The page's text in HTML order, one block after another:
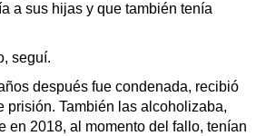
a sus hijas y que también tenía
seguí.
después fue condenada, recibió
prisión. También las alcoholizaba,
en 2018, al momento del fallo, tenían